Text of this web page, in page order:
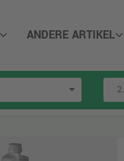
ANDERE ARTIKEL